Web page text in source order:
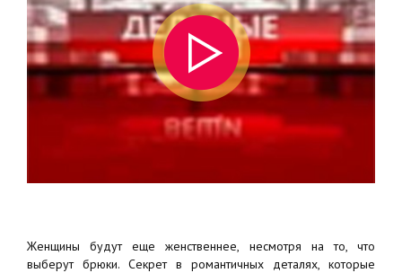
Женщины будут еще женственнее, несмотря на то, что
выберут брюки. Секрет в романтичных деталях, которые